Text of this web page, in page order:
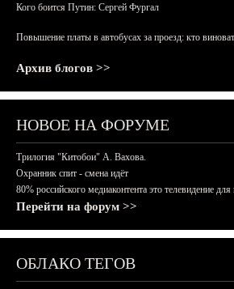
Кого боится Путин: Сергей Фургал
Повышение платы в автобусах за проезд: кто
Архив блогов >>
НОВОЕ НА ФОРУМЕ
Трилогия "Китобои" А. Вахова.
Охранник спит - смена идёт
80% российского медиаконтента это телевидение
Перейти на форум >>
ОБЛАКО ТЕГОВ